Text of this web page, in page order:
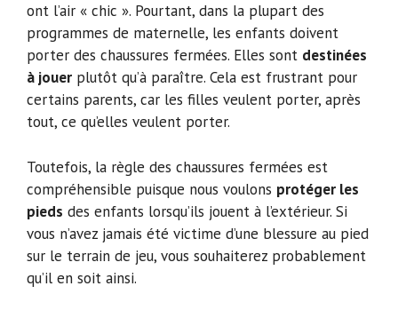
ont l’air « chic ». Pourtant, dans la plupart des
programmes de maternelle, les enfants doivent
porter des chaussures fermées. Elles sont destinées
à jouer plutôt qu’à paraître. Cela est frustrant pour
certains parents, car les filles veulent porter, après
tout, ce qu’elles veulent porter.
Toutefois, la règle des chaussures fermées est
compréhensible puisque nous voulons protéger les
pieds des enfants lorsqu’ils jouent à l’extérieur. Si
vous n’avez jamais été victime d’une blessure au pied
sur le terrain de jeu, vous souhaiterez probablement
qu’il en soit ainsi.